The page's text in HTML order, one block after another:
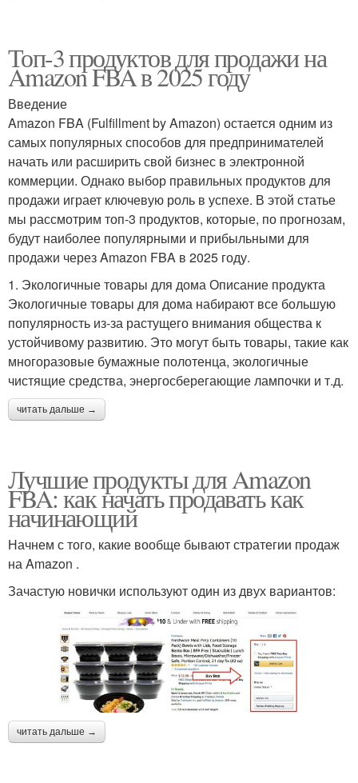
Топ-3 продуктов для продажи на
Amazon FBA в 2025 году
Введение
Amazon FBA (Fulfillment by Amazon) остается одним из
самых популярных способов для предпринимателей
начать или расширить свой бизнес в электронной
коммерции. Однако выбор правильных продуктов для
продажи играет ключевую роль в успехе. В этой статье
мы рассмотрим топ-3 продуктов, которые, по прогнозам,
будут наиболее популярными и прибыльными для
продажи через Amazon FBA в 2025 году.
1. Экологичные товары для дома Описание продукта
Экологичные товары для дома набирают все большую
популярность из-за растущего внимания общества к
устойчивому развитию. Это могут быть товары, такие как
многоразовые бумажные полотенца, экологичные
чистящие средства, энергосберегающие лампочки и т.д.
читать дальше →
Лучшие продукты для Amazon
FBA: как начать продавать как
начинающий
Начнем с того, какие вообще бывают стратегии продаж
на Amazon .
Зачастую новички используют один из двух вариантов:
читать дальше →